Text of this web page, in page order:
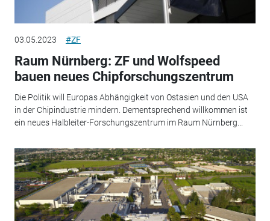
03.05.2023 #ZF
Raum Nürnberg: ZF und Wolfspeed
bauen neues Chipforschungszentrum
Die Politik will Europas Abhängigkeit von Ostasien und den USA
in der Chipindustrie mindern. Dementsprechend willkommen ist
ein neues Halbleiter-Forschungszentrum im Raum Nürnberg...